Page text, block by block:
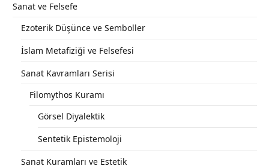
Sanat ve Felsefe
Ezoterik Düşünce ve Semboller
İslam Metafiziği ve Felsefesi
Sanat Kavramları Serisi
Filomythos Kuramı
Görsel Diyalektik
Sentetik Epistemoloji
Sanat Kuramları ve Estetik